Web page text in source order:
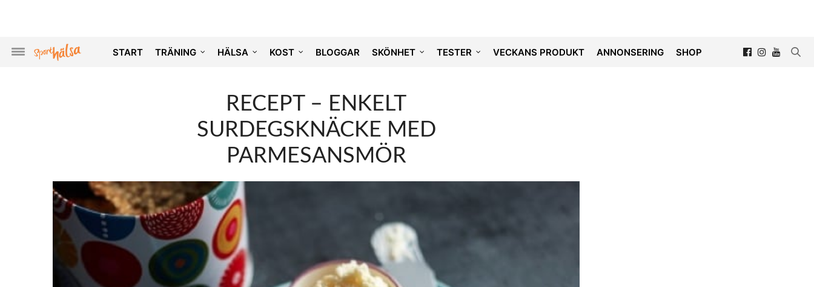
START TRÄNING HÄLSA KOST BLOGGAR SKÖNHET TESTER VECKANS PRODUKT ANNONSERING SHOP
RECEPT – ENKELT
SURDEGSKNÄCKE MED
PARMESANSMÖR